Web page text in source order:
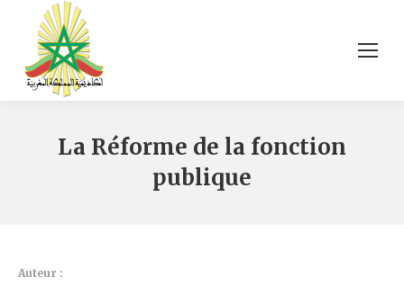
La Réforme de la fonction
publique
Auteur :